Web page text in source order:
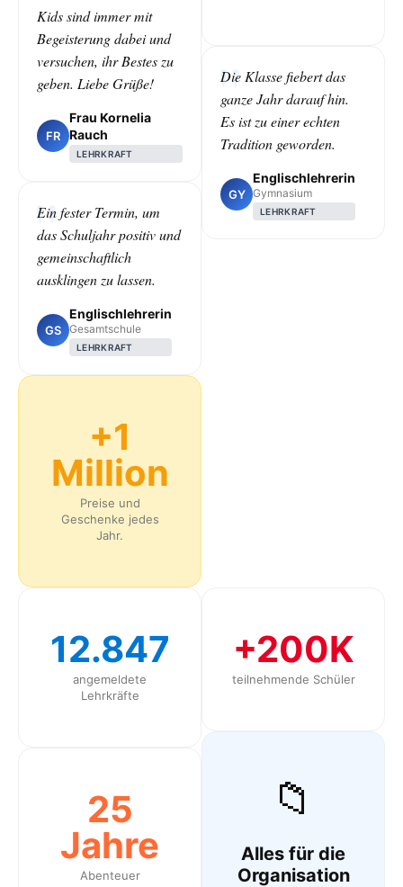
Kids sind immer mit
Begeisterung dabei und
versuchen, ihr Bestes zu
geben. Liebe Grüße!
FR
Frau Kornelia
Rauch
LEHRKRAFT
Ein fester Termin, um
das Schuljahr positiv und
gemeinschaftlich
ausklingen zu lassen.
GS
Englischlehrerin
Gesamtschule
LEHRKRAFT
+1
Million
Preise und
Geschenke jedes
Jahr.
Die Klasse fiebert das
ganze Jahr darauf hin.
Es ist zu einer echten
Tradition geworden.
GY
Englischlehrerin
Gymnasium
LEHRKRAFT
12.847
angemeldete
Lehrkräfte
25
Jahre
Abenteuer
+200K
teilnehmende Schüler
📁
Alles für die
Organisation